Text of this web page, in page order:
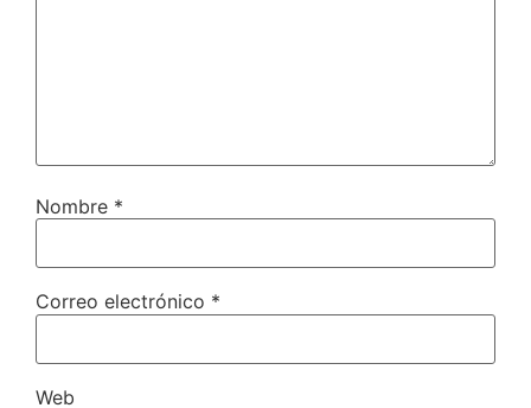
Nombre *
Correo electrónico *
Web